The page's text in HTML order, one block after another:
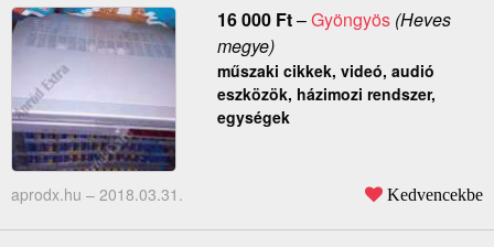
16 000 Ft–Gyöngyös(Heves
megye)
műszaki cikkek, videó, audió
eszközök, házimozi rendszer,
egységek
aprodx.hu – 2018.03.31. Kedvencekbe